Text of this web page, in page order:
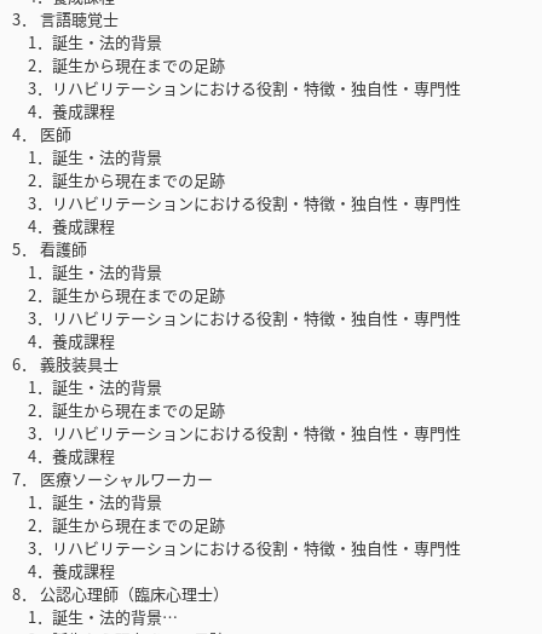
3． 言語聴覚士
1．誕生・法的背景
2．誕生から現在までの足跡
3．リハビリテーションにおける役割・特徴・独自性・専門性
4．養成課程
4． 医師
1．誕生・法的背景
2．誕生から現在までの足跡
3．リハビリテーションにおける役割・特徴・独自性・専門性
4．養成課程
5． 看護師
1．誕生・法的背景
2．誕生から現在までの足跡
3．リハビリテーションにおける役割・特徴・独自性・専門性
4．養成課程
6． 義肢装具士
1．誕生・法的背景
2．誕生から現在までの足跡
3．リハビリテーションにおける役割・特徴・独自性・専門性
4．養成課程
7． 医療ソーシャルワーカー
1．誕生・法的背景
2．誕生から現在までの足跡
3．リハビリテーションにおける役割・特徴・独自性・専門性
4．養成課程
8． 公認心理師（臨床心理士）
1．誕生・法的背景…